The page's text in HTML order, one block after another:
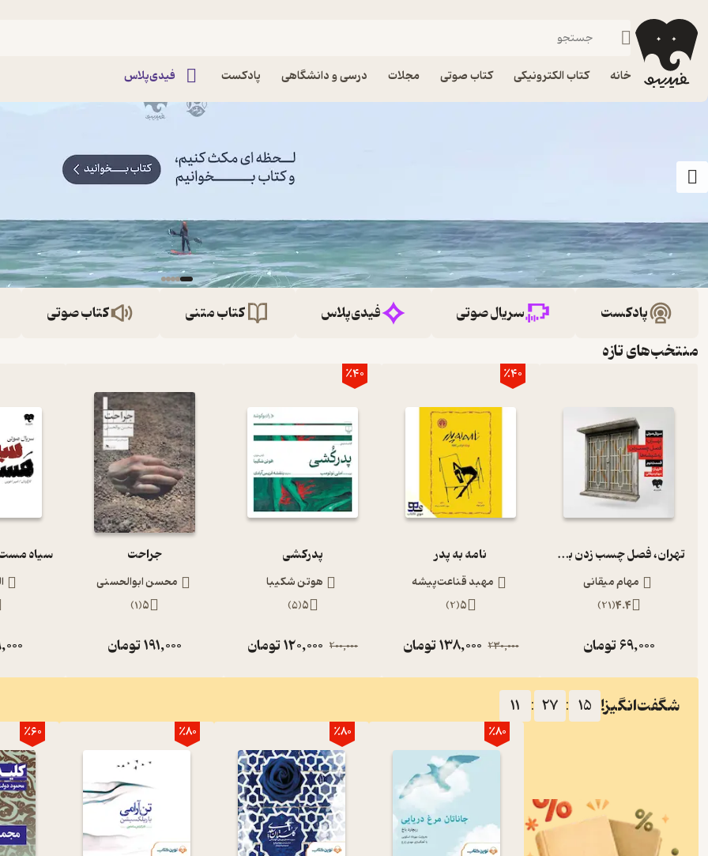
خانه کتاب الکترونیکی کتاب صوتی مجلات درسی و دانشگاهی پادکست فیدی‌پلاس
پادکست سریال صوتی فیدی‌پلاس کتاب متنی کتاب صوتی
منتخب‌های تازه
تهران، فصل چسب زدن به شیشه‌ها (قسمت دوم)
مهام میقانی
4.4
(
21
)
69,000تومان
٪40
نامه به پدر
مهبد قناعت‌پیشه
5
(
2
)
230,000
138,000تومان
٪40
پدرکشی
هوتن شکیبا
5
(
5
)
200,000
120,000تومان
جراحت
محسن ابوالحسنی
5
(
1
)
191,000تومان
شگفت‌انگیز! 14
:
27
:
11
٪80 ٪80 ٪80 ٪60